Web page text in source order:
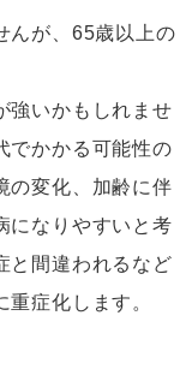
んが、65歳以上の
強いかもしれませ
でかかる可能性の
の変化、加齢に伴
になりやすいと考
と間違われるなど
症化します。